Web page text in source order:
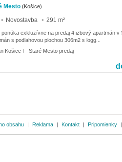
Mesto (Košice)
Novostavba 291 m²
exkluzívne na predaj 4 izbový apartmán v
s podlahovou plochou 306m2 s logg...
Košice I - Staré Mesto predaj
obsahu Reklama Kontakt Pripomienky